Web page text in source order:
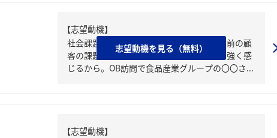
【志望動機】
社会課題への意識を強くもつと同時に目の前の顧
客の課題に対応しようとする誠実さを最も強く感
じるから。OB訪問で食品産業グループの〇〇さ...
志望動機を見る（無料）
【志望動機】